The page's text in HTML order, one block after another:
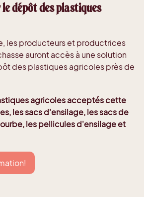
dépôt des plastiques
les producteurs et productrices
auront accès à une solution
des plastiques agricoles près de
agricoles acceptés cette
les sacs d'ensilage, les sacs de
les pellicules d'ensilage et